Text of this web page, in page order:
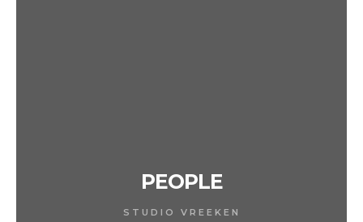
PEOPLE
STUDIO VREEKEN